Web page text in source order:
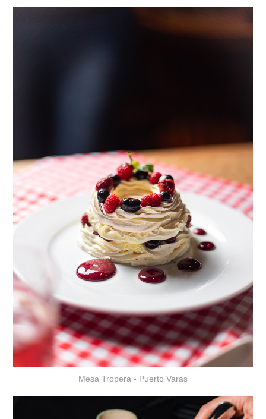
Mesa Tropera - Puerto Varas